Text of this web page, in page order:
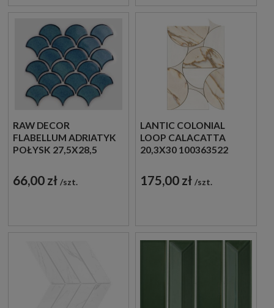
RAW DECOR
FLABELLUM ADRIATYK
POŁYSK 27,5X28,5
DEKORACYJNA
66,00 zł szt.
LANTIC COLONIAL
LOOP CALACATTA
20,3X30 100363522
DEKORACYJNA
IMITUJĄCA KAMIEŃ W
175,00 zł szt.